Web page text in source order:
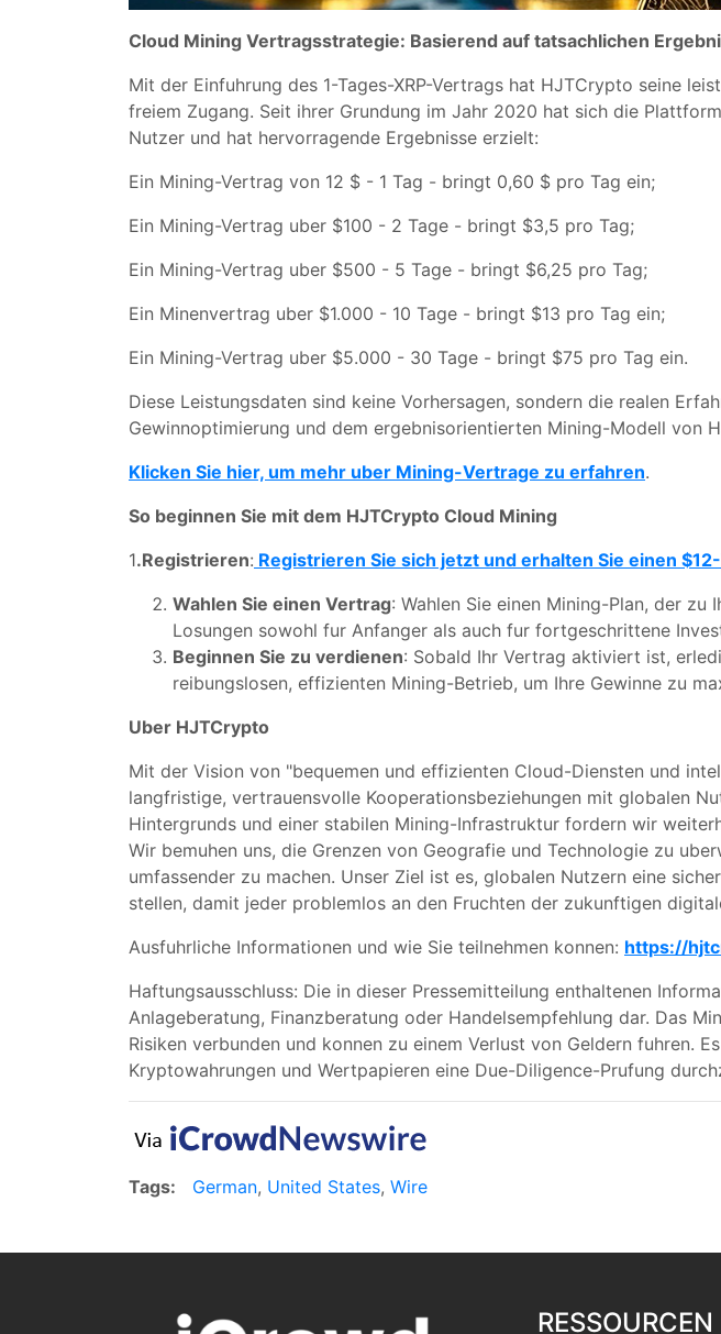
Cloud Mining Vertragsstrategie: Basierend auf tatsachlichen
Mit der Einfuhrung des 1-Tages-XRP-Vertrags hat HJTCrypto seine
freiem Zugang. Seit ihrer Grundung im Jahr 2020 hat sich die
Nutzer und hat hervorragende Ergebnisse erzielt:
Ein Mining-Vertrag von 12 $ - 1 Tag - bringt 0,60 $ pro Tag ein;
Ein Mining-Vertrag uber $100 - 2 Tage - bringt $3,5 pro Tag;
Ein Mining-Vertrag uber $500 - 5 Tage - bringt $6,25 pro Tag;
Ein Minenvertrag uber $1.000 - 10 Tage - bringt $13 pro Tag ein;
Ein Mining-Vertrag uber $5.000 - 30 Tage - bringt $75 pro Tag ein.
Diese Leistungsdaten sind keine Vorhersagen, sondern die realen
Gewinnoptimierung und dem ergebnisorientierten Mining-Modell von
Klicken Sie hier, um mehr uber Mining-Vertrage zu erfahren.
So beginnen Sie mit dem HJTCrypto Cloud Mining
1.Registrieren: Registrieren Sie sich jetzt und erhalten Sie einen
Wahlen Sie einen Vertrag: Wahlen Sie einen Mining-Plan, der
Losungen sowohl fur Anfanger als auch fur fortgeschrittene
Beginnen Sie zu verdienen: Sobald Ihr Vertrag aktiviert ist,
reibungslosen, effizienten Mining-Betrieb, um Ihre Gewinne zu
Uber HJTCrypto
Mit der Vision von "bequemen und effizienten Cloud-Diensten und
langfristige, vertrauensvolle Kooperationsbeziehungen mit globalen
Hintergrunds und einer stabilen Mining-Infrastruktur fordern wir
Wir bemuhen uns, die Grenzen von Geografie und Technologie zu
umfassender zu machen. Unser Ziel ist es, globalen Nutzern eine
stellen, damit jeder problemlos an den Fruchten der zukunftigen
Ausfuhrliche Informationen und wie Sie teilnehmen konnen: https://
Haftungsausschluss: Die in dieser Pressemitteilung enthaltenen
Anlageberatung, Finanzberatung oder Handelsempfehlung dar. Das
Risiken verbunden und konnen zu einem Verlust von Geldern fuhren.
Kryptowahrungen und Wertpapieren eine Due-Diligence-Prufung
Tags: German, United States, Wire
RESSOURCEN